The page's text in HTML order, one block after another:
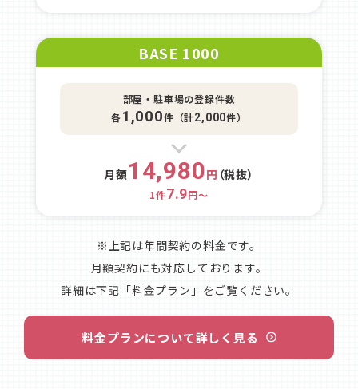
BASE 1000
部屋・駐車場の登録件数
各1,000件（計2,000件）
月額14,980円 （税抜）
1件7.9円～
※上記は年間契約の料金です。
月額契約にも対応しております。
詳細は下記「料金プラン」をご覧ください。
料金プランについて詳しく見る